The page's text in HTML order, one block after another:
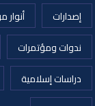
إصدارات
أنوار
ندوات ومؤتمرات
دراسات إسلامية